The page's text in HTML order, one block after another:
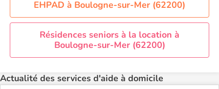
Aide à domicile Orléans
Aide à domicile Paris
Aide à domicile Perpignan
Aide à domicile Rennes
Aide à domicile Toulouse
EHPAD à Boulogne-sur-Mer (62200)
Résidences seniors à la location à
Boulogne-sur-Mer (62200)
Actualité des services d'aide à domicile